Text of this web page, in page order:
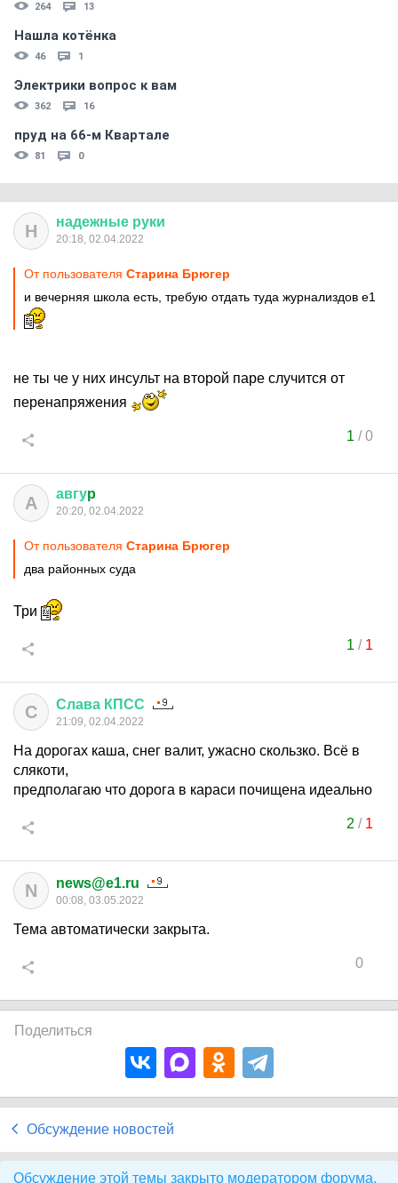
264 13
Нашла котёнка
46 1
Электрики вопрос к вам
362 16
пруд на 66-м Квартале
81 0
Н надежные руки
20:18, 02.04.2022
От пользователя Старина Брюгер
и вечерняя школа есть, требую отдать туда журнализдов е1
не ты че у них инсульт на второй паре случится от
перенапряжения
1 /0
А авгуp
20:20, 02.04.2022
От пользователя Старина Брюгер
два районных суда
Три
1 / 1
С Слава КПСС
21:09, 02.04.2022
На дорогах каша, снег валит, ужасно скользко. Всё в
слякоти,
предполагаю что дорога в караси почищена идеально
2 / 1
N news@e1.ru
00:08, 03.05.2022
Тема автоматически закрыта.
0
Поделиться
Обсуждение новостей
Обсуждение этой темы закрыто модератором форума.